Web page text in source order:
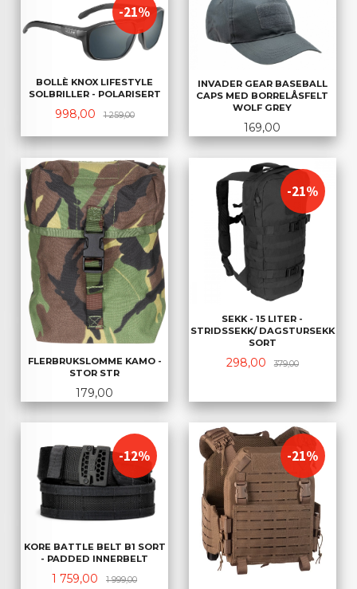
BOLLÈ KNOX LIFESTYLE
SOLBRILLER - POLARISERT
Tilbud
998,00 1 259,00Rabatt
-21%
INVADER GEAR BASEBALL
CAPS MED BORRELÅSFELT
WOLF GREY
Pris
169,00
FLERBRUKSLOMME KAMO -
STOR STR
Pris
179,00
SEKK - 15 LITER -
STRIDSSEKK/ DAGSTURSEKK
SORT
Tilbud
298,00 379,00Rabatt
-21%
KORE BATTLE BELT B1 SORT
- PADDED INNERBELT
Tilbud
1 759,00 1 999,00Rabatt
-12% -21%